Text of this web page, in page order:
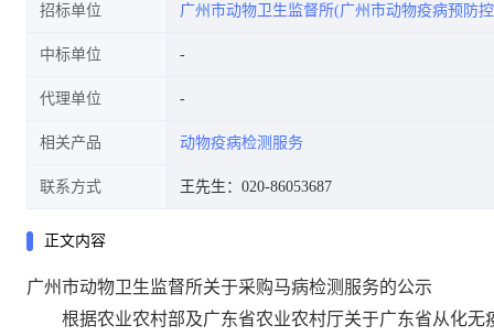
招标单位 广州市动物卫生监督所(广州市动物疫病预防
中标单位
代理单位
相关产品 动物疫病检测服务
联系方式 王先生：020-86053687
正文内容
广州市动物卫生监督所关于采购马病检测服务的公示
根据农业农村部及广东省农业农村厅关于广东省从化无